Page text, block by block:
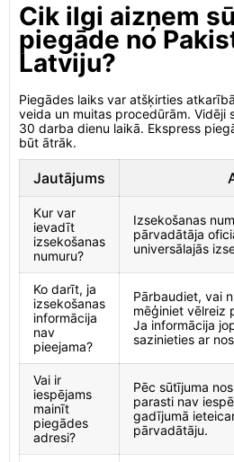
Cik ilgi aizņem
piegāde no
Latviju?
Piegādes laiks var atšķirties
veida un muitas procedūrām. Vidēji
30 darba dienu laikā. Ekspress
būt ātrāk.
Jautājums
Kur var
ievadīt
izsekošanas
numuru?
Izsekošanas
pārvadātāja
universālajās
Ko darīt, ja
izsekošanas
informācija
nav
pieejama?
Pārbaudiet, vai
mēģiniet vēlreiz
Ja informācija
sazinieties ar
Vai ir
iespējams
mainīt
piegādes
adresi?
Pēc sūtījuma
parasti nav
gadījumā
pārvadātāju.